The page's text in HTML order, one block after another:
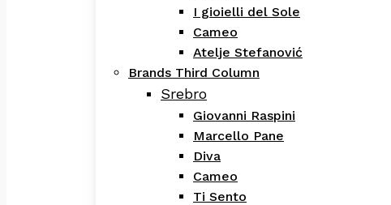
I gioielli del Sole
Cameo
Atelje Stefanović
Brands Third Column
Srebro
Giovanni Raspini
Marcello Pane
Diva
Cameo
Ti Sento